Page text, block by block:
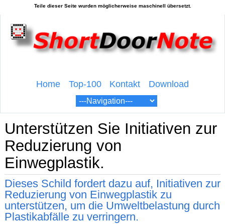
Home Top-100 Kontakt Download
Unterstützen Sie Initiativen zur
Reduzierung von
Einwegplastik.
Dieses Schild fordert dazu auf, Initiativen zur
Reduzierung von Einwegplastik zu
unterstützen, um die Umweltbelastung durch
Plastikabfälle zu verringern.